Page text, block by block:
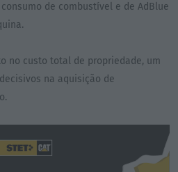
de combustível e de AdBlue
no custo total de propriedade, um
na aquisição de